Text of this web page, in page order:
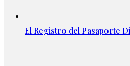
El Registro del Pasaporte